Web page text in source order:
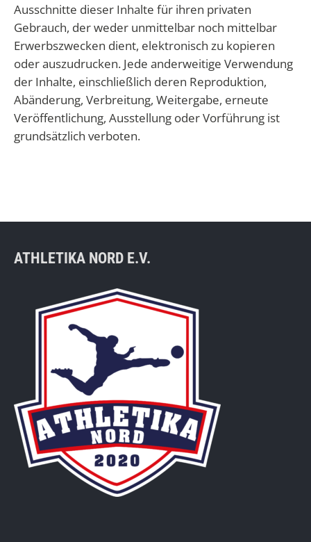
Ausschnitte dieser Inhalte für ihren privaten
Gebrauch, der weder unmittelbar noch mittelbar
Erwerbszwecken dient, elektronisch zu kopieren
oder auszudrucken. Jede anderweitige Verwendung
der Inhalte, einschließlich deren Reproduktion,
Abänderung, Verbreitung, Weitergabe, erneute
Veröffentlichung, Ausstellung oder Vorführung ist
grundsätzlich verboten.
ATHLETIKA NORD E.V.